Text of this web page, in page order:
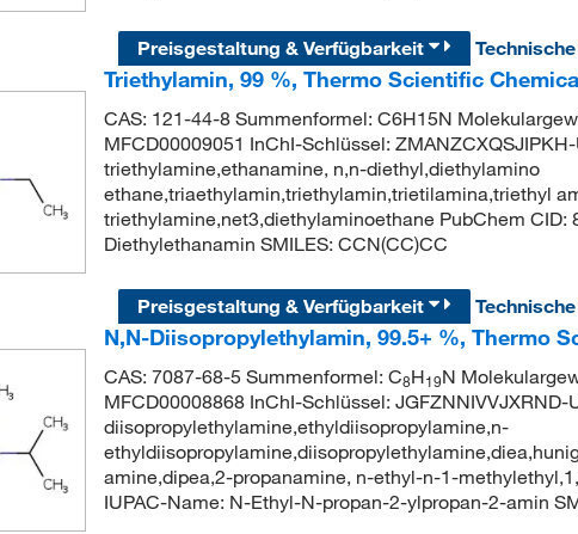
Preisgestaltung & Verfügbarkeit
Triethylamin, 99 %, Thermo Scientific
CAS: 121-44-8 Summenformel: C6H15N
MFCD00009051 InChI-Schlüssel:
triethylamine,ethanamine, n,n-diethyl,diethylamino
ethane,triaethylamin,triethylamin,trietilamina,triethyl
triethylamine,net3,diethylaminoethane PubChem CID:
Diethylethanamin SMILES: CCN(CC)CC
Preisgestaltung & Verfügbarkeit
N,N-Diisopropylethylamin, 99.5+ %, Thermo
CAS: 7087-68-5 Summenformel: C8H19N
MFCD00008868 InChI-Schlüssel: JGFZNNIVVJXRND-
diisopropylethylamine,ethyldiisopropylamine,n-
amine,dipea,2-propanamine, n-ethyl-n-1-
IUPAC-Name: N-Ethyl-N-propan-2-ylpropan-2-amin